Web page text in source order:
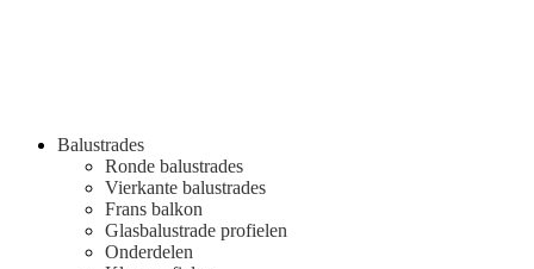
Balustrades
Ronde balustrades
Vierkante balustrades
Frans balkon
Glasbalustrade profielen
Onderdelen